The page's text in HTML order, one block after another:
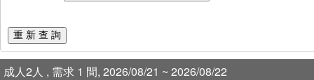
重 新 查 詢
成人2人 , 需求 1 間, 2026/08/21 ~ 2026/08/22